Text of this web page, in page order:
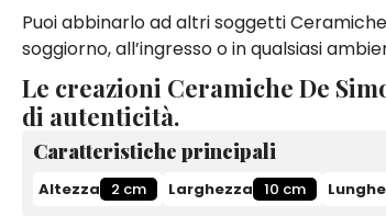
Puoi abbinarlo ad altri soggetti
soggiorno, all’ingresso o in qualsiasi
Le creazioni Ceramiche De
di autenticità.
Caratteristiche principali
Altezza 2 cm Larghezza 10 cm